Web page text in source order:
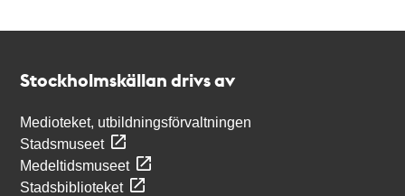
Stockholmskällan drivs av
Medioteket, utbildningsförvaltningen
Stadsmuseet
Medeltidsmuseet
Stadsbiblioteket